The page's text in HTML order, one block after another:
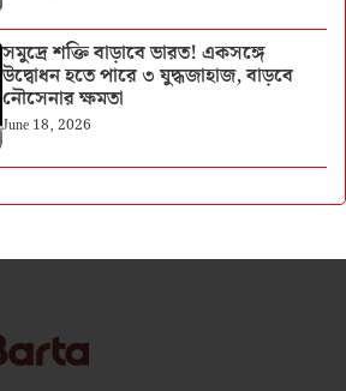
সমুদ্রে শক্তি বাড়াবে ভারত! একসঙ্গে
উদ্বোধন হতে পারে ৩ যুদ্ধজাহাজ, বাড়বে
নৌসেনার ক্ষমতা
June 18, 2026